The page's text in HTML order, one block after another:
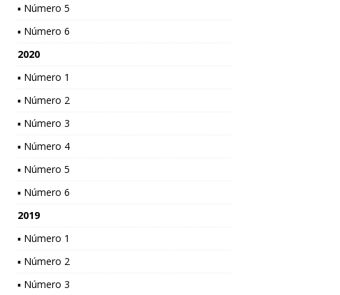
▪ Número 5
▪ Número 6
2020
▪ Número 1
▪ Número 2
▪ Número 3
▪ Número 4
▪ Número 5
▪ Número 6
2019
▪ Número 1
▪ Número 2
▪ Número 3